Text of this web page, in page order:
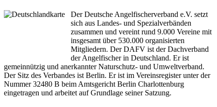
Der Deutsche Angelfischerverband e.V. setzt
sich aus Landes- und Spezialverbänden
zusammen und vereint rund 9.000 Vereine mit
insgesamt über 530.000 organisierten
Mitgliedern. Der DAFV ist der Dachverband
der Angelfischer in Deutschland. Er ist
gemeinnützig und anerkannter Naturschutz- und Umweltverband.
Der Sitz des Verbandes ist Berlin. Er ist im Vereinsregister unter der
Nummer 32480 B beim Amtsgericht Berlin Charlottenburg
eingetragen und arbeitet auf Grundlage seiner Satzung.